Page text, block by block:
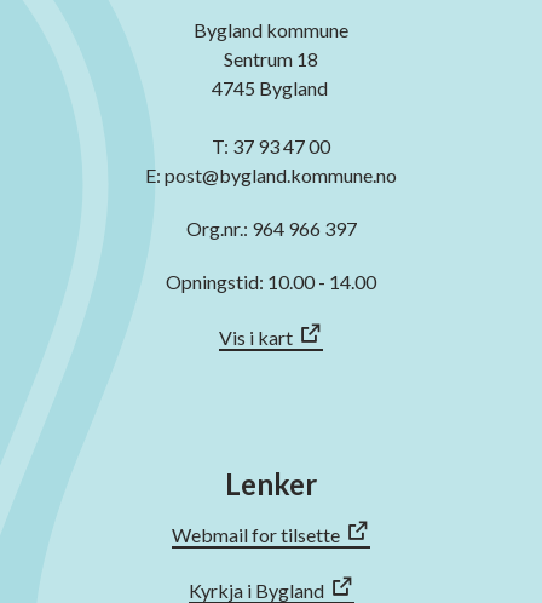
Bygland kommune
Sentrum 18
4745 Bygland
T: 37 93 47 00
E: post@bygland.kommune.no
Org.nr.: 964 966 397
Opningstid: 10.00 - 14.00
Vis i kart
Lenker
Webmail for tilsette
Kyrkja i Bygland